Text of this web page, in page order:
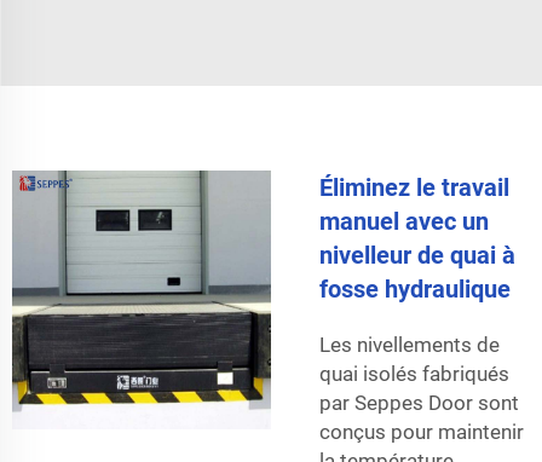
Éliminez le travail
manuel avec un
nivelleur de quai à
fosse hydraulique
Les nivellements de
quai isolés fabriqués
par Seppes Door sont
conçus pour maintenir